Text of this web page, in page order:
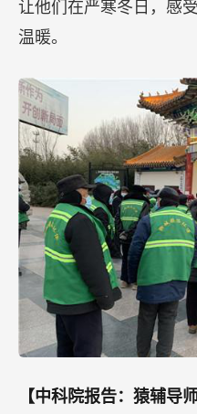
让他们在严寒冬日，感
温暖。
【中科院报告：猿辅导